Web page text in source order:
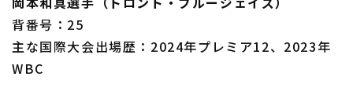
背番号：25
主な国際大会出場歴：2024年プレミア12、2023年
WBC